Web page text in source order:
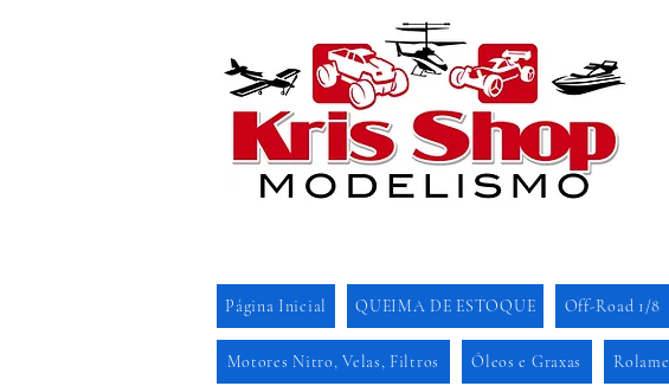
Página Inicial QUEIMA DE ESTOQUE Off-Road 1/8
Motores Nitro, Velas, Filtros Óleos e Graxas